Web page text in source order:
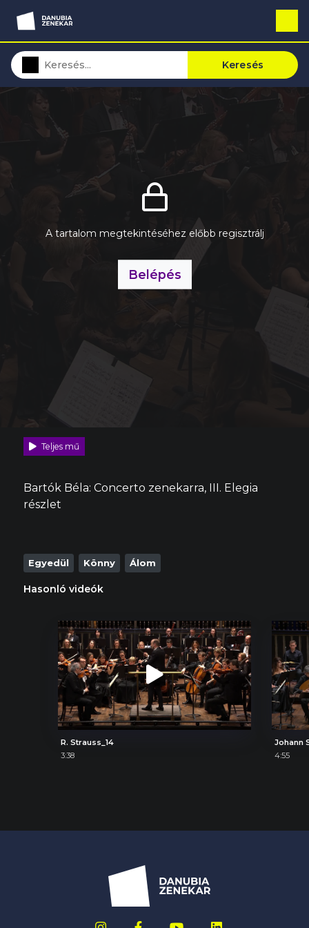
Keresés
A tartalom megtekintéséhez előbb regisztrálj
Belépés
Teljes mű
Bartók Béla: Concerto zenekarra, III. Elegia
részlet
Egyedül Könny Álom
Hasonló videók
R. Strauss_14
3:38
4:55